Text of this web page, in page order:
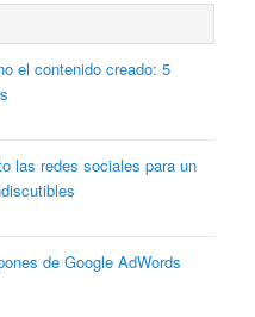
el contenido creado: 5
las redes sociales para un
de Google AdWords